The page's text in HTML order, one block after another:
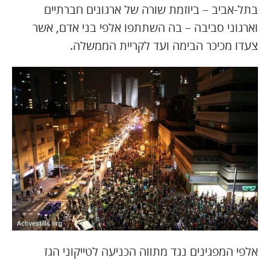
בתל-אביב – ביוזמת שורה של ארגונים חברתיים
וארגוני סביבה – בה השתתפו אלפי בני אדם, אשר
צעדו מכיכר הבימה ועד לקריית הממשלה.
אלפי המפגינים נגד מתווה הכניעה לטייקוני הגז